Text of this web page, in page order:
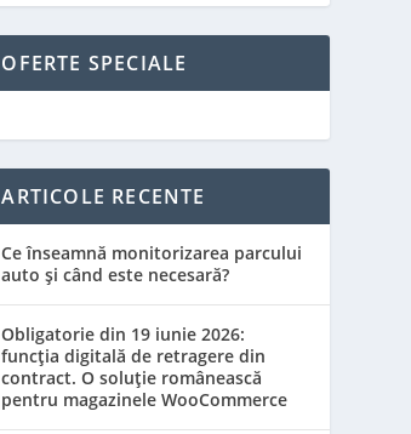
OFERTE SPECIALE
ARTICOLE RECENTE
Ce înseamnă monitorizarea parcului
auto și când este necesară?
Obligatorie din 19 iunie 2026:
funcția digitală de retragere din
contract. O soluție românească
pentru magazinele WooCommerce